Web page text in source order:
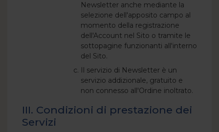
Newsletter anche mediante la
selezione dell'apposito campo al
momento della registrazione
dell'Account nel Sito o tramite le
sottopagine funzionanti all'interno
del Sito.
Il servizio di Newsletter è un
servizio addizionale, gratuito e
non connesso all'Ordine inoltrato.
III. Condizioni di prestazione dei
Servizi